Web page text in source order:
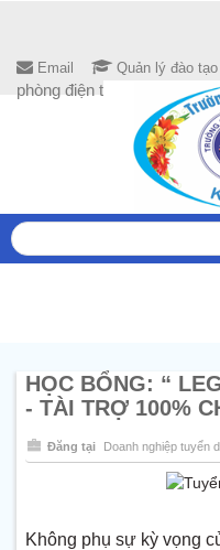
Email Quản lý đào tạo
phòng điện tử
HỌC BỔNG: “
- TÀI TRỢ 100%
Đăng tại Doanh nghiệp tuyển
Không phụ sự kỳ vọng